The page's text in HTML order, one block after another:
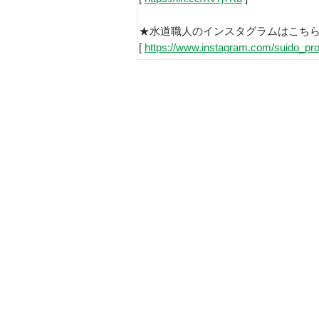
★水道職人のインスタグラムはこちら
[ https://www.instagram.com/